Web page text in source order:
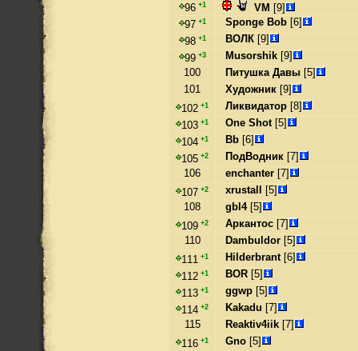
96 +1 VM [9]
97 +1 Sponge Bob [6]
98 +1 ВОЛК [9]
99 +3 Musorshik [9]
100
Питушка Давы [5]
101
Художник [9]
102 +1 Ликвидатор [8]
103 +1 One Shot[5]
104 +1 Bb [6]
105 +2 ПодВодник [7]
106
enchanter [7]
107 +2 xrustall
[5]
108
gbl4[5]
109 +2 Аркантос [7]
110
Dambuldor [5]
111 +1 Hilderbrant[6]
112 +1 BOR [5]
113 +1 ggwp [5]
114 +2 Kakadu [7]
115
Reaktiv4iik [7]
116 +1 Gno [5]